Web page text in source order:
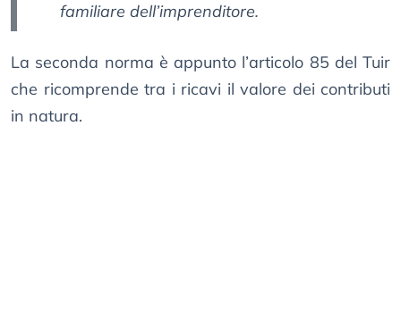
familiare dell’imprenditore.
La seconda norma è appunto l’articolo 85 del Tuir
che ricomprende tra i ricavi il valore dei contributi
in natura.